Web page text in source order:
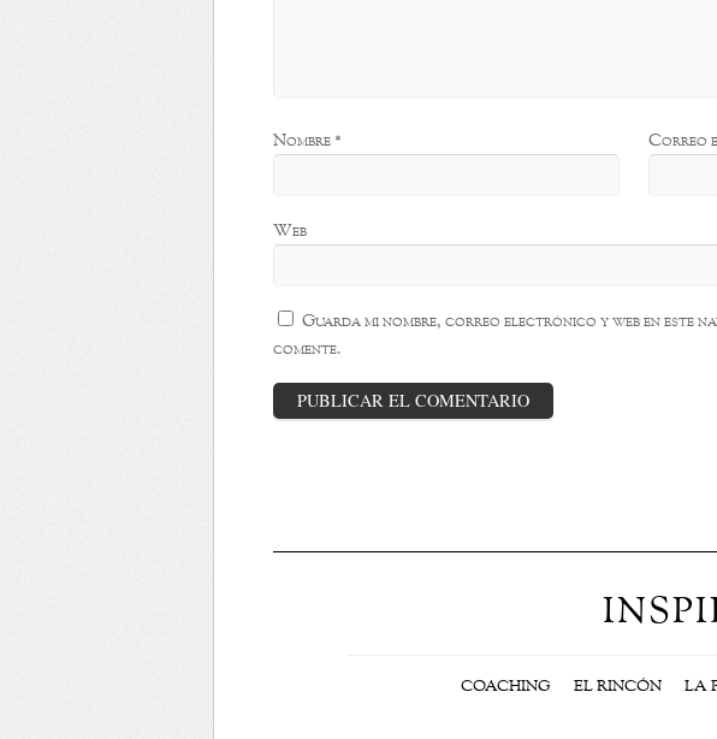
Nombre * Correo
Web
Guarda mi nombre, correo electrónico y web en este
comente.
COACHING EL RINCÓN LA